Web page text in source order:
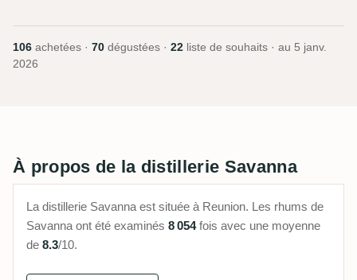
106 achetées · 70 dégustées · 22 liste de souhaits · au 5 janv.
2026
À propos de la distillerie Savanna
La distillerie Savanna est située à Reunion. Les rhums de
Savanna ont été examinés 8 054fois avec une moyenne
de 8.3/10.